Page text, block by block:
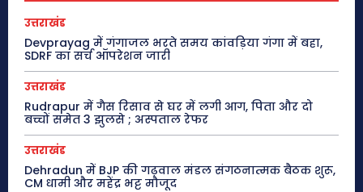
उत्तराखंड
Devprayag में गंगाजल भरते समय कांवड़िया गंगा में बहा,
SDRF का सर्च ऑपरेशन जारी
उत्तराखंड
Rudrapur में गैस रिसाव से घर में लगी आग, पिता और दो
बच्चों समेत 3 झुलसे ; अस्पताल रेफर
उत्तराखंड
Dehradun में BJP की गढ़वाल मंडल संगठनात्मक बैठक शुरू,
CM धामी और महेंद्र भट्ट मौजूद